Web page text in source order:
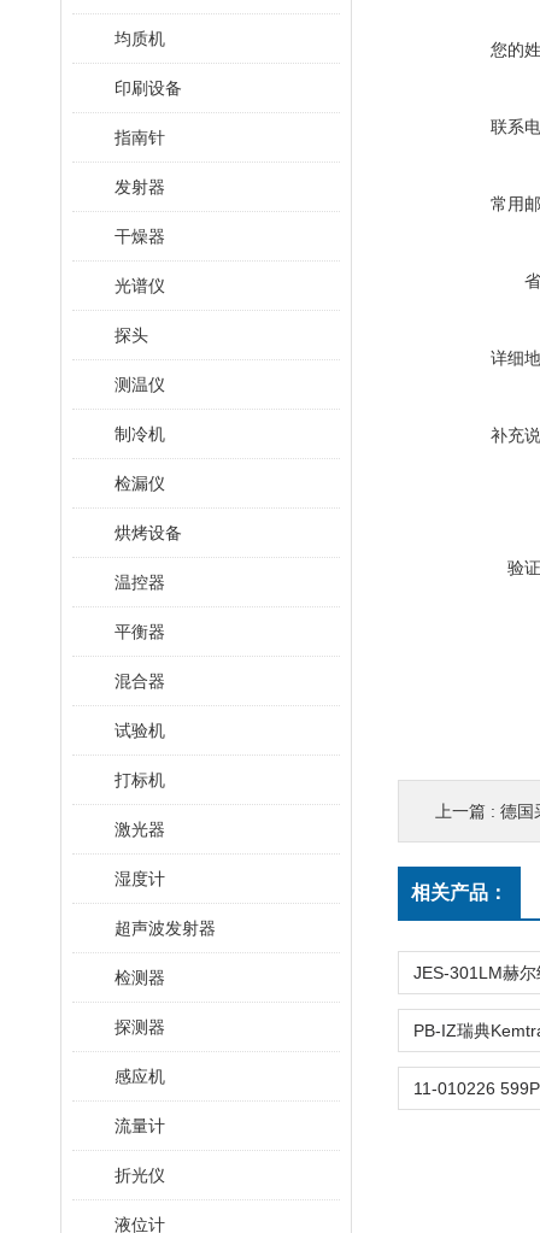
均质机
印刷设备
指南针
发射器
干燥器
光谱仪
探头
测温仪
制冷机
检漏仪
烘烤设备
温控器
平衡器
混合器
试验机
打标机
激光器
湿度计
超声波发射器
检测器
探测器
感应机
流量计
折光仪
液位计
您的
联系
常用
详细
补充
验
上一篇 : 德国
相关产品：